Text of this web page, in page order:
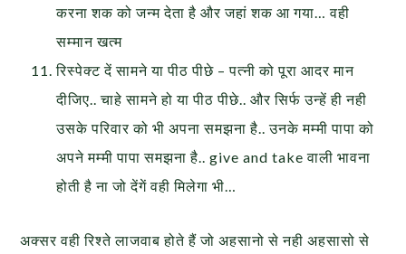
करना शक को जन्म देता है और जहां शक आ गया… वही
सम्मान खत्म
रिस्पेक्ट दें सामने या पीठ पीछे – पत्नी को पूरा आदर मान
दीजिए.. चाहे सामने हो या पीठ पीछे.. और सिर्फ उन्हें ही नही
उसके परिवार को भी अपना समझना है.. उनके मम्मी पापा को
अपने मम्मी पापा समझना है.. give and take वाली भावना
होती है ना जो देंगें वही मिलेगा भी…
अक्सर वही रिश्ते लाजवाब होते हैं जो अहसानो से नही अहसासो से